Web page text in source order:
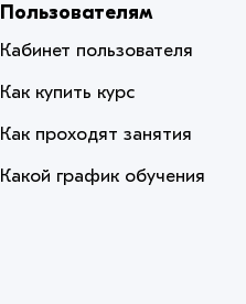
Пользователям
Кабинет пользователя
Как купить курс
Как проходят занятия
Какой график обучения